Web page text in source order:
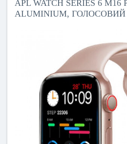
APL WATCH SERIES 6 M16
ALUMINIUM,